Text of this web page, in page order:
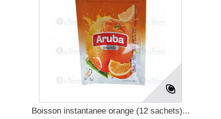
Boisson instantanee orange (12 sachets)...